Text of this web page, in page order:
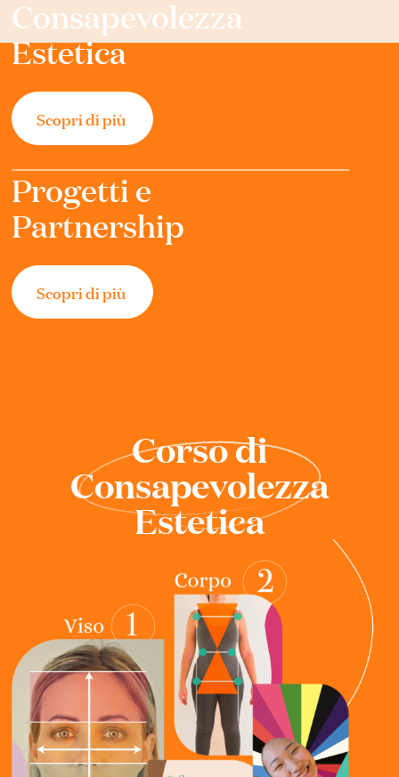
Consapevolezza
Estetica
Scopri di più
Progetti e
Partnership
Scopri di più
Corso di
Consapevolezza
Estetica